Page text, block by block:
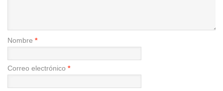
Nombre *
Correo electrónico *